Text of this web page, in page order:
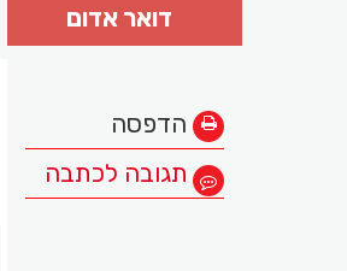
דואר אדום
הדפסה
תגובה לכתבה